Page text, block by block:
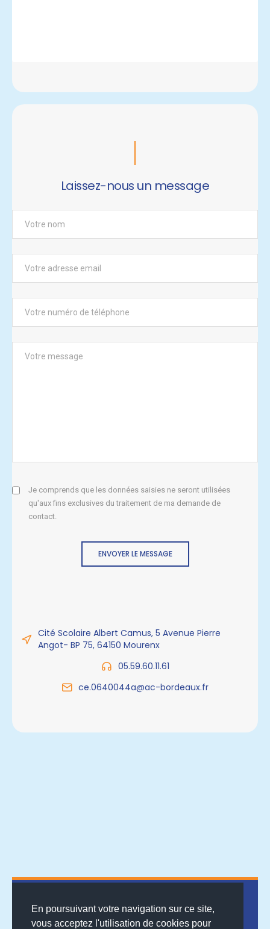
En poursuivant votre navigation sur ce site,
vous acceptez l'utilisation de cookies pour
Laissez-nous un message
Je comprends que les données saisies ne seront utilisées
qu'aux fins exclusives du traitement de ma demande de
contact.
ENVOYER LE MESSAGE
Cité Scolaire Albert Camus, 5 Avenue Pierre
Angot- BP 75, 64150 Mourenx
05.59.60.11.61
ce.0640044a@ac-bordeaux.fr